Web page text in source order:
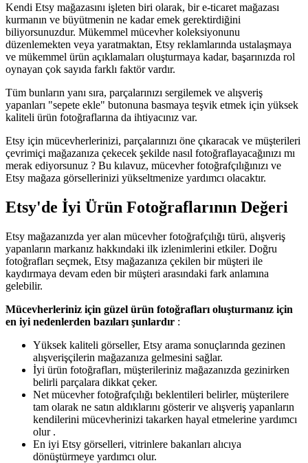
Kendi Etsy mağazasını işleten biri olarak, bir e-ticaret mağazası
kurmanın ve büyütmenin ne kadar emek gerektirdiğini
biliyorsunuzdur. Mükemmel mücevher koleksiyonunu
düzenlemekten veya yaratmaktan, Etsy reklamlarında ustalaşmaya
ve mükemmel ürün açıklamaları oluşturmaya kadar, başarınızda rol
oynayan çok sayıda farklı faktör vardır.
Tüm bunların yanı sıra, parçalarınızı sergilemek ve alışveriş
yapanları "sepete ekle" butonuna basmaya teşvik etmek için yüksek
kaliteli ürün fotoğraflarına da ihtiyacınız var.
Etsy için mücevherlerinizi, parçalarınızı öne çıkaracak ve müşterileri
çevrimiçi mağazanıza çekecek şekilde nasıl fotoğraflayacağınızı mı
merak ediyorsunuz ? Bu kılavuz, mücevher fotoğrafçılığınızı ve
Etsy mağaza görsellerinizi yükseltmenize yardımcı olacaktır.
Etsy'de İyi Ürün Fotoğraflarının Değeri
Etsy mağazanızda yer alan mücevher fotoğrafçılığı türü, alışveriş
yapanların markanız hakkındaki ilk izlenimlerini etkiler. Doğru
fotoğrafları seçmek, Etsy mağazanıza çekilen bir müşteri ile
kaydırmaya devam eden bir müşteri arasındaki fark anlamına
gelebilir.
Mücevherleriniz için güzel ürün fotoğrafları oluşturmanız için
en iyi nedenlerden bazıları şunlardır :
Yüksek kaliteli görseller, Etsy arama sonuçlarında gezinen
alışverişçilerin mağazanıza gelmesini sağlar.
İyi ürün fotoğrafları, müşterileriniz mağazanızda gezinirken
belirli parçalara dikkat çeker.
Net mücevher fotoğrafçılığı beklentileri belirler, müşterilere
tam olarak ne satın aldıklarını gösterir ve alışveriş yapanların
kendilerini mücevherinizi takarken hayal etmelerine yardımcı
olur .
En iyi Etsy görselleri, vitrinlere bakanları alıcıya
dönüştürmeye yardımcı olur.